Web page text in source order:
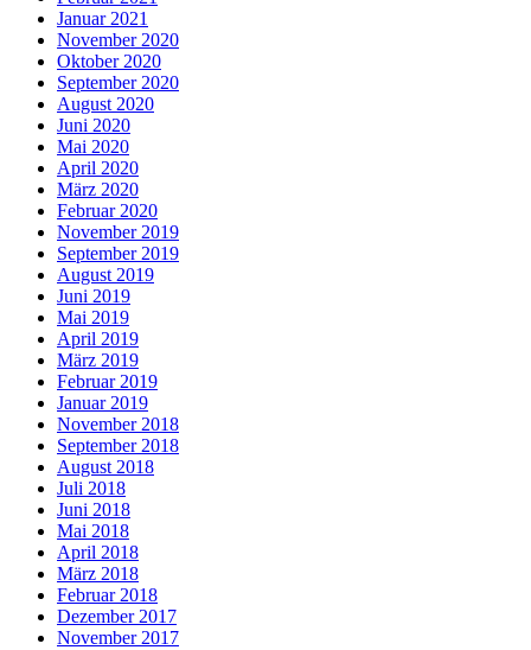
Januar 2021
November 2020
Oktober 2020
September 2020
August 2020
Juni 2020
Mai 2020
April 2020
März 2020
Februar 2020
November 2019
September 2019
August 2019
Juni 2019
Mai 2019
April 2019
März 2019
Februar 2019
Januar 2019
November 2018
September 2018
August 2018
Juli 2018
Juni 2018
Mai 2018
April 2018
März 2018
Februar 2018
Dezember 2017
November 2017